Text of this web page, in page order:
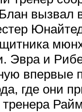
вызвал
Эвра и
впервые
где они
тренера